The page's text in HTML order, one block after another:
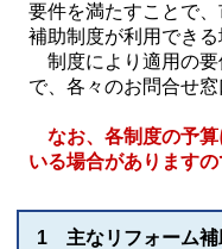
要件を満たすことで
補助制度が利用できる
制度により適用の要
で、各々のお問合せ
なお、各制度の予
いる場合がありますの
1 主なリフォーム補